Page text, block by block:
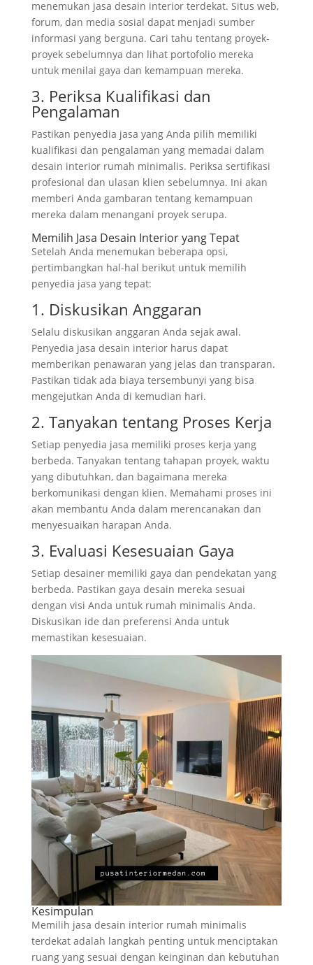
menemukan jasa desain interior terdekat. Situs web,
forum, dan media sosial dapat menjadi sumber
informasi yang berguna. Cari tahu tentang proyek-
proyek sebelumnya dan lihat portofolio mereka
untuk menilai gaya dan kemampuan mereka.
3. Periksa Kualifikasi dan
Pengalaman
Pastikan penyedia jasa yang Anda pilih memiliki
kualifikasi dan pengalaman yang memadai dalam
desain interior rumah minimalis. Periksa sertifikasi
profesional dan ulasan klien sebelumnya. Ini akan
memberi Anda gambaran tentang kemampuan
mereka dalam menangani proyek serupa.
Memilih Jasa Desain Interior yang Tepat
Setelah Anda menemukan beberapa opsi,
pertimbangkan hal-hal berikut untuk memilih
penyedia jasa yang tepat:
1. Diskusikan Anggaran
Selalu diskusikan anggaran Anda sejak awal.
Penyedia jasa desain interior harus dapat
memberikan penawaran yang jelas dan transparan.
Pastikan tidak ada biaya tersembunyi yang bisa
mengejutkan Anda di kemudian hari.
2. Tanyakan tentang Proses Kerja
Setiap penyedia jasa memiliki proses kerja yang
berbeda. Tanyakan tentang tahapan proyek, waktu
yang dibutuhkan, dan bagaimana mereka
berkomunikasi dengan klien. Memahami proses ini
akan membantu Anda dalam merencanakan dan
menyesuaikan harapan Anda.
3. Evaluasi Kesesuaian Gaya
Setiap desainer memiliki gaya dan pendekatan yang
berbeda. Pastikan gaya desain mereka sesuai
dengan visi Anda untuk rumah minimalis Anda.
Diskusikan ide dan preferensi Anda untuk
memastikan kesesuaian.
Kesimpulan
Memilih jasa desain interior rumah minimalis
terdekat adalah langkah penting untuk menciptakan
ruang yang sesuai dengan keinginan dan kebutuhan